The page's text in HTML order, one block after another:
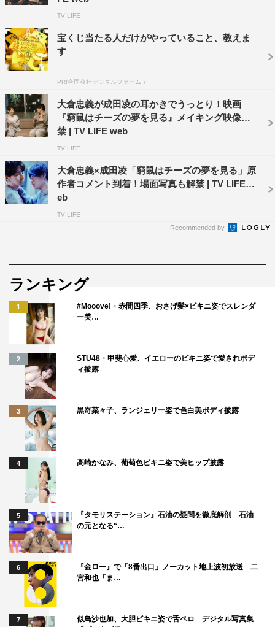
みゆ 小原徳子
配給：ファントム・フィルム
＜WEB＞
公式サイト：https://www.phantom-film.com/kyuso/
©水城せとな・小学館／映画「窮鼠はチーズの夢を見る」
製作委員会
TV LIFE
宝くじ当たる人だけがやっていること、教えま
す
PR(合同会社デジタルファーム )
大倉忠義が成田凌の耳かきでうっとり！映画
『窮鼠はチーズの夢を見る』メイキング映像解
禁 | TV LIFE web
TV LIFE
大倉忠義×成田凌「窮鼠はチーズの夢を見る」原
作者コメント到着！場面写真も解禁 | TV LIFE w
eb
TV LIFE
Recommended by
ランキング
1
#Mooove!・赤間四季、おさげ髪×ビキニ姿でスレンダ
ー美…
2
STU48・甲斐心愛、イエローのビキニ姿で愛されボデ
ィ披露
3 黒嵜菜々子、ランジェリー姿で色白美ボディ披露
4 高崎かなみ、葡萄色ビキニ姿で美ヒップ披露
5
『タモリステーション』石油の疑問を徹底解剖 石油
の元となる“…
6
『金ロー』で「8番出口」ノーカット地上波初放送 二
宮和也「ま…
7
似鳥沙也加、大胆ビキニ姿で舌ペロ デジタル写真集